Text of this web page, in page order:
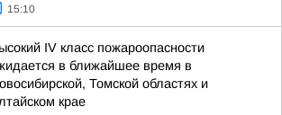
15:10
IV класс пожароопасности
в ближайшее время в
Томской областях и
крае